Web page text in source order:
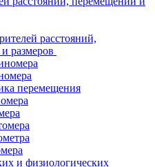
расстояний,
размеров
перемещения
и физиологических